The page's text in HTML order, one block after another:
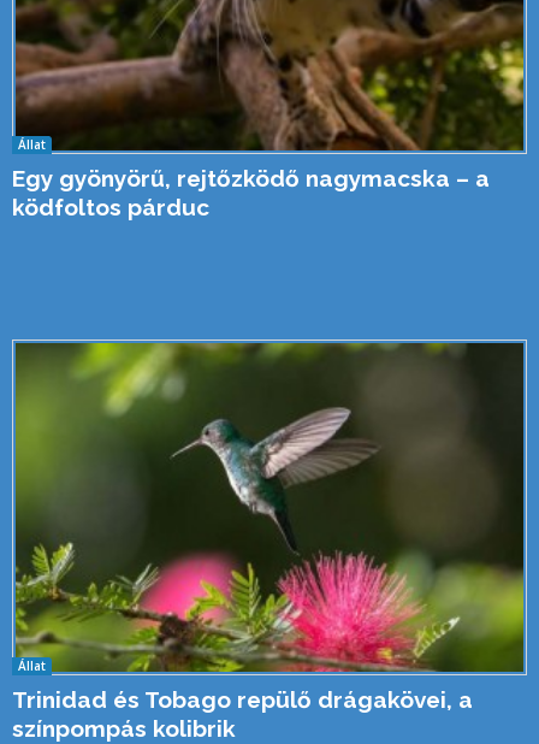
Állat
Egy gyönyörű, rejtőzködő nagymacska – a
ködfoltos párduc
Állat
Trinidad és Tobago repülő drágakövei, a
színpompás kolibrik